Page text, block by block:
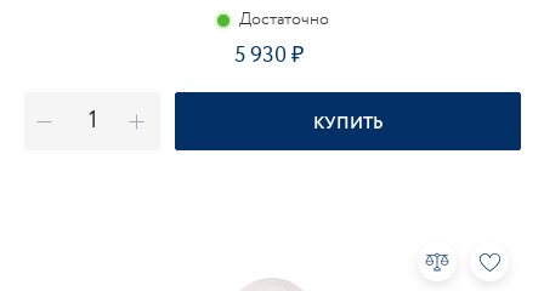
Достаточно
5 930
КУПИТЬ